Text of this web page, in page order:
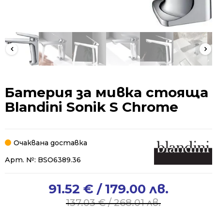
Батерия за мивка стояща
Blandini Sonik S Chrome
Очаквана доставка
Арт. №: BSO6389.36
137.03€/ 268.01 лв.
91.52 € / 179.00 лв.